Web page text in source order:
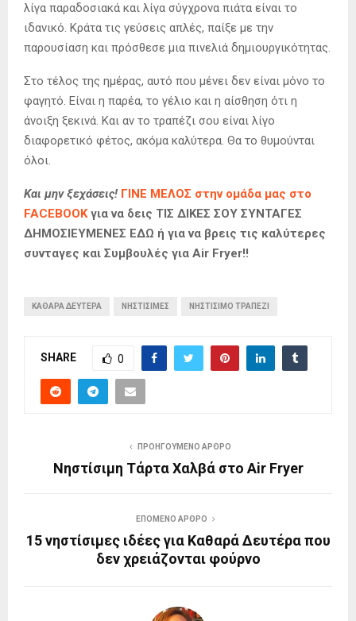
λίγα παραδοσιακά και λίγα σύγχρονα πιάτα είναι το
ιδανικό. Κράτα τις γεύσεις απλές, παίξε με την
παρουσίαση και πρόσθεσε μια πινελιά δημιουργικότητας.
Στο τέλος της ημέρας, αυτό που μένει δεν είναι μόνο το
φαγητό. Είναι η παρέα, το γέλιο και η αίσθηση ότι η
άνοιξη ξεκινά. Και αν το τραπέζι σου είναι λίγο
διαφορετικό φέτος, ακόμα καλύτερα. Θα το θυμούνται
όλοι.
Και μην ξεχάσεις! ΓΙΝΕ ΜΕΛΟΣ στην ομάδα μας στο
FACEBOOKγια να δεις ΤΙΣ ΔΙΚΕΣ ΣΟΥ ΣΥΝΤΑΓΕΣ
ΔΗΜΟΣΙΕΥΜΕΝΕΣ ΕΔΩ ή για να βρεις τις καλύτερες
συνταγες και Συμβουλές για Air Fryer!!
ΚΑΘΑΡΑ ΔΕΥΤΕΡΑ ΝΗΣΤΙΣΙΜΕΣ ΝΗΣΤΙΣΙΜΟ ΤΡΑΠΕΖΙ
SHARE 0
ΠΡΟΗΓΟΎΜΕΝΟ ΆΡΘΡΟ
Νηστίσιμη Τάρτα Χαλβά στο Air Fryer
ΕΠΌΜΕΝΟ ΆΡΘΡΟ
15 νηστίσιμες ιδέες για Καθαρά Δευτέρα που
δεν χρειάζονται φούρνο